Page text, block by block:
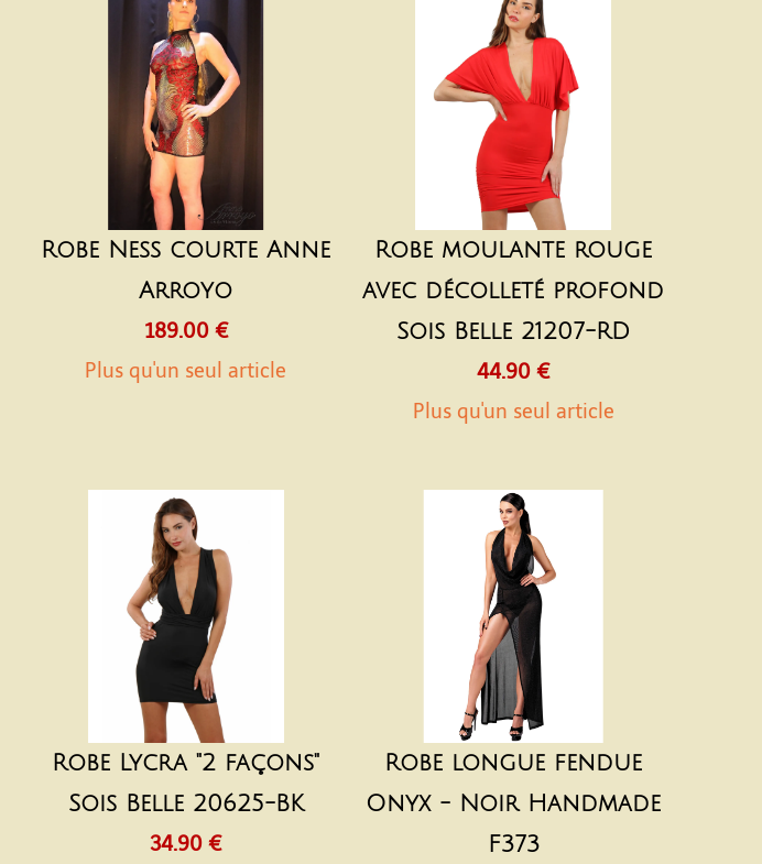
Robe Ness courte Anne
Arroyo
189.00 €
Plus qu'un seul article
Robe moulante rouge
avec décolleté profond
Sois Belle 21207-RD
44.90 €
Plus qu'un seul article
Robe Lycra "2 façons"
Sois Belle 20625-BK
34.90 €
Robe longue fendue
Onyx - Noir Handmade
F373